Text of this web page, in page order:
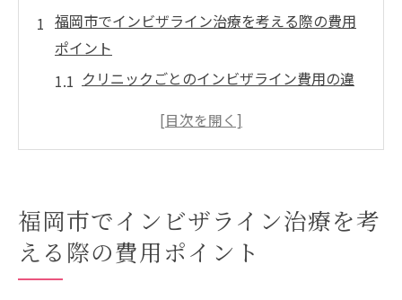
福岡市でインビザライン治療を考える際の費用
ポイント
クリニックごとのインビザライン費用の違
追加費用が発生するケースとは？
無料カウンセリングの活用法
費用明細の確認ポイント
福岡市でインビザライン治療を考
える際の費用ポイント